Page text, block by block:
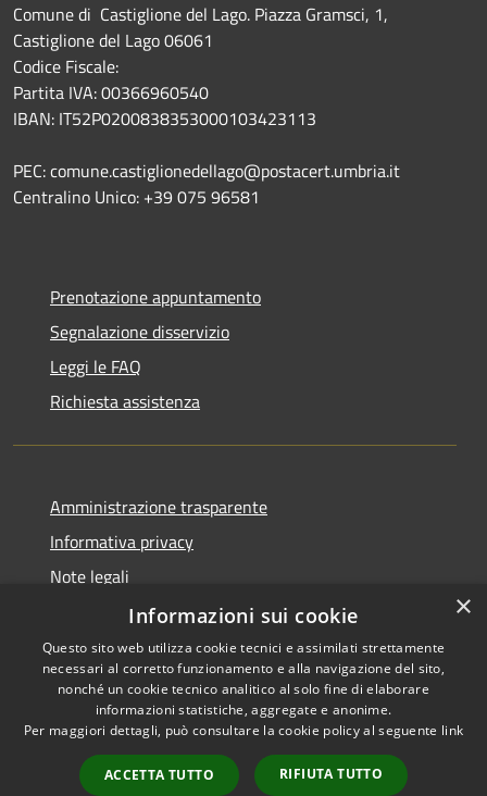
Comune di Castiglione del Lago. Piazza Gramsci, 1,
Castiglione del Lago 06061
Codice Fiscale:
Partita IVA: 00366960540
IBAN: IT52P0200838353000103423113
PEC: comune.castiglionedellago@postacert.umbria.it
Centralino Unico: +39 075 96581
Prenotazione appuntamento
Segnalazione disservizio
Leggi le FAQ
Richiesta assistenza
Amministrazione trasparente
Informativa privacy
Note legali
Dichiarazione di accessibilità
RSS
Accessibilità
Copyright © 2026 • Comune di
byMunicipium
Accesso
×
Informazioni sui cookie
Questo sito web utilizza cookie tecnici e assimilati strettamente
necessari al corretto funzionamento e alla navigazione del sito,
nonché un cookie tecnico analitico al solo fine di elaborare
informazioni statistiche, aggregate e anonime.
Per maggiori dettagli, può consultare la cookie policy al seguente link
ACCETTA TUTTO RIFIUTA TUTTO